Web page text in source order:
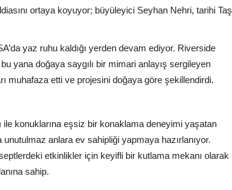
ortaya koyuyor; büyüleyici Seyhan Nehri, tarihi Taş
yaz ruhu kaldığı yerden devam ediyor. Riverside
yana doğaya saygılı bir mimari anlayış sergileyen
muhafaza etti ve projesini doğaya göre şekillendirdi.
konuklarına eşsiz bir konaklama deneyimi yaşatan
anlara ev sahipliği yapmaya hazırlanıyor.
etkinlikler için keyifli bir kutlama mekanı olarak
sahip.